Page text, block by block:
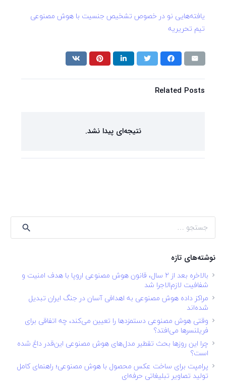
یافته‌هایی نو در خصوص تشخیص جنسیت با هوش مصنوعی
تیم تحریریه
Related Posts
نتیجه‌ای پیدا نشد.
جستجو
برای:
نوشته‌های تازه
بالاخره بعد از ۲ سال، قانون هوش مصنوعی اروپا با هدف امنیت و
شفافیت لازم‌الاجرا شد
مراکز داده هوش مصنوعی به اهدافی آسان در جنگ ایران تبدیل
شده‌اند
وقتی هوش مصنوعی دستمزدها را تعیین می‌کند، چه اتفاقی برای
فریلنسرها می‌افتد؟
چرا این روزها بحث تقطیر مدل‌های هوش مصنوعی این‌قدر داغ شده
است؟
پرامپت برای ساخت عکس محصول با هوش مصنوعی؛ راهنمای کامل
تولید تصاویر تبلیغاتی حرفه‌ای